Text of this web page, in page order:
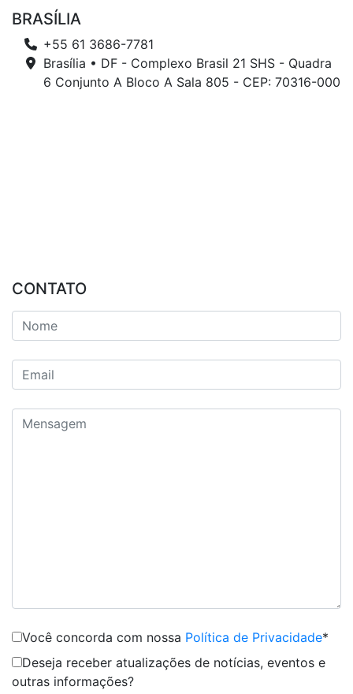
BRASÍLIA
+55 61 3686-7781
Brasília • DF - Complexo Brasil 21 SHS - Quadra
6 Conjunto A Bloco A Sala 805 - CEP: 70316-000
CONTATO
Você concorda com nossa Política de Privacidade*
Deseja receber atualizações de notícias, eventos e
outras informações?